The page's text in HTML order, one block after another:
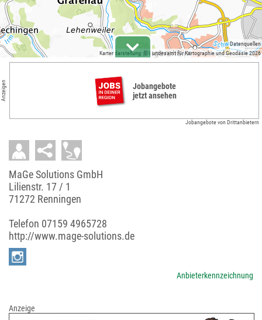
Kartendarstellung: © Bundesamt für Kartographie und Geodäsie 2026
Datenquellen
Anzeigen
Jobangebote
jetzt ansehen
Jobangebote von Drittanbietern
MaGe Solutions GmbH
Lilienstr. 17 / 1
71272 Renningen
Telefon 07159 4965728
http://www.mage-solutions.de
Anbieterkennzeichnung
Anzeige